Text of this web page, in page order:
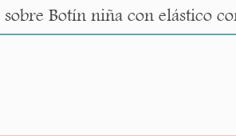
sobre Botín niña con elástico